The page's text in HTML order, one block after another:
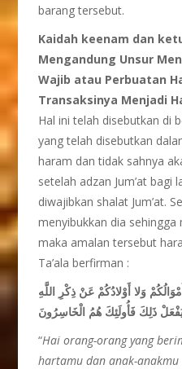
barang tersebut.
Kaidah keenam dan
Mengandung Unsur
Wajib atau Perbuatan
Transaksinya Menjadi
Hal ini telah disebutkan di
yang telah disebutkan
haram dan tidak sahnya
setelah adzan Jum’at bagi
diwajibkan shalat Jum’at.
menyibukkan dia
maka amalan tersebut
Ta’ala berfirman :
وَلا أَوْلادُكُمْ عَنْ ذِكْرِ اللَّهِ
ذَلِكَ فَأُولَئِكَ هُمُ الْخَاسِرُونَ
“Hai orang-orang yang
hartamu dan anak-